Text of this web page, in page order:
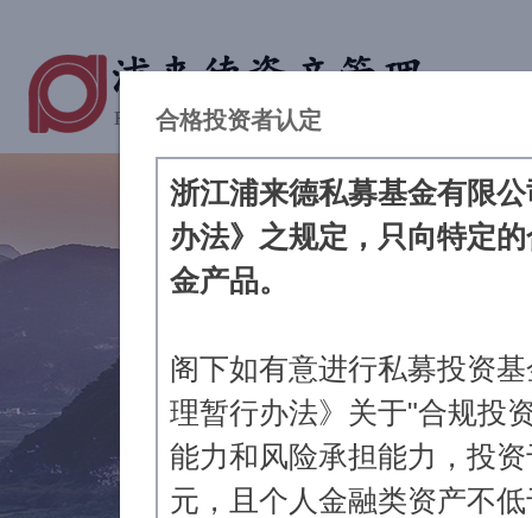
合格投资者认定
浙江浦来德私募基金有限
办法》之规定，只向特定
金产品。
阁下如有意进行私募投资
理暂行办法》关于"合规投
能力和风险承担能力，投
元，且个人金融类资产不